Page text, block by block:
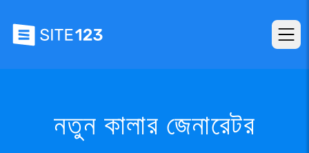
নতুন কালার জেনারেটর